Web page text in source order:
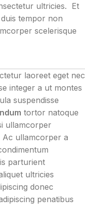
ultricies. Et
tempor non
scelerisque
laoreet eget nec
integer a ut montes
suspendisse
tortor natoque
ullamcorper
ullamcorper a
parturient
ultricies
donec
penatibus